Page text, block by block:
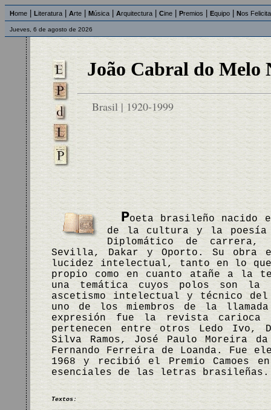
Home Literatura Arte Música Arquitectura Cine Premios Equipo Nos
Jueves, 6 de agosto de 2026
João Cabral do Melo
Brasil | 1920-1999
Poeta brasileño nacido
de la cultura y la poesía
Diplomático de carrera,
Sevilla, Dakar y Oporto. Su obra
lucidez intelectual, tanto en lo
propio como en cuanto atañe a
una temática cuyos polos son
ascetismo intelectual y técnico del
uno de los miembros de la
expresión fue la revista carioca
pertenecen entre otros Ledo Ivo,
Silva Ramos, José Paulo Moreira da
Fernando Ferreira de Loanda. Fue
1968 y recibió el Premio Camoes
esenciales de las letras
Textos: